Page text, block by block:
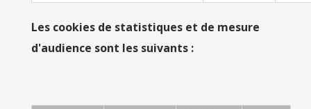
Les cookies de statistiques et de mesure
d'audience sont les suivants :